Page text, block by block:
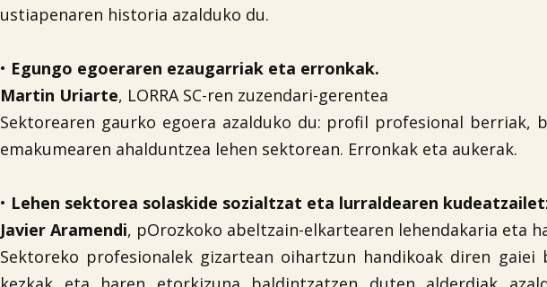
ustiapenaren historia azalduko du.
• Egungo egoeraren ezaugarriak eta erronkak.
Martin Uriarte, LORRA SC-ren zuzendari-gerentea
Sektorearen gaurko egoera azalduko du: profil profesional berriak,
emakumearen ahalduntzea lehen sektorean. Erronkak eta aukerak.
• Lehen sektorea solaskide sozialtzat eta lurraldearen
Javier Aramendi, pOrozkoko abeltzain-elkartearen lehendakaria eta
Sektoreko profesionalek gizartean oihartzun handikoak diren